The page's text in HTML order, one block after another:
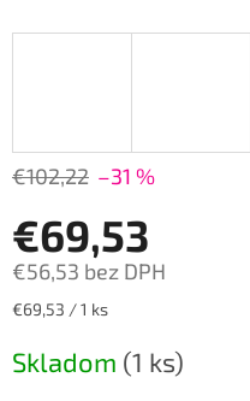
€102,22 –31 %
€69,53
€56,53 bez DPH
Jednotková
€69,53 / 1 ks
Skladom (1 ks)